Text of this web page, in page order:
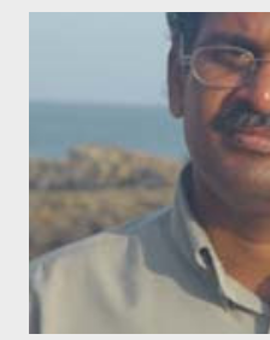
அதிகமாக்கும். கொல்லாது. ஒரு
என்னவாக இருக்கும்?
வடிக்க முயல்வதும் அதற்கே.
மென்வெளிச்சத்தில் நுண்பேசியின்
வைத்து விட்டு இயக்கத்தை
பயணப் படிமம் என்பது காக்னிடிவ்
விமர்சனத்தின் ஒரு முக்கிய
“காலை வணக்கங்கள்” எனும் ஒரு
முதலில் கருவியை பழகுவோம்.